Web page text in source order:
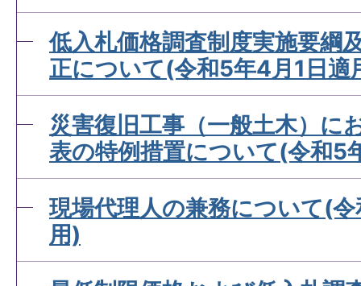
低入札価格調査制度実施要綱
正について(令和5年4月1日適
災害復旧工事（一般土木）に
表の特例措置について(令和5
現場代理人の兼務について(
用)